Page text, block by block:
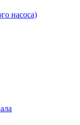
насоса)